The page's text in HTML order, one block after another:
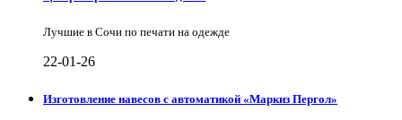
Лучшие в Сочи по печати на одежде
22-01-26
Изготовление навесов с автоматикой «Маркиз Пергол»